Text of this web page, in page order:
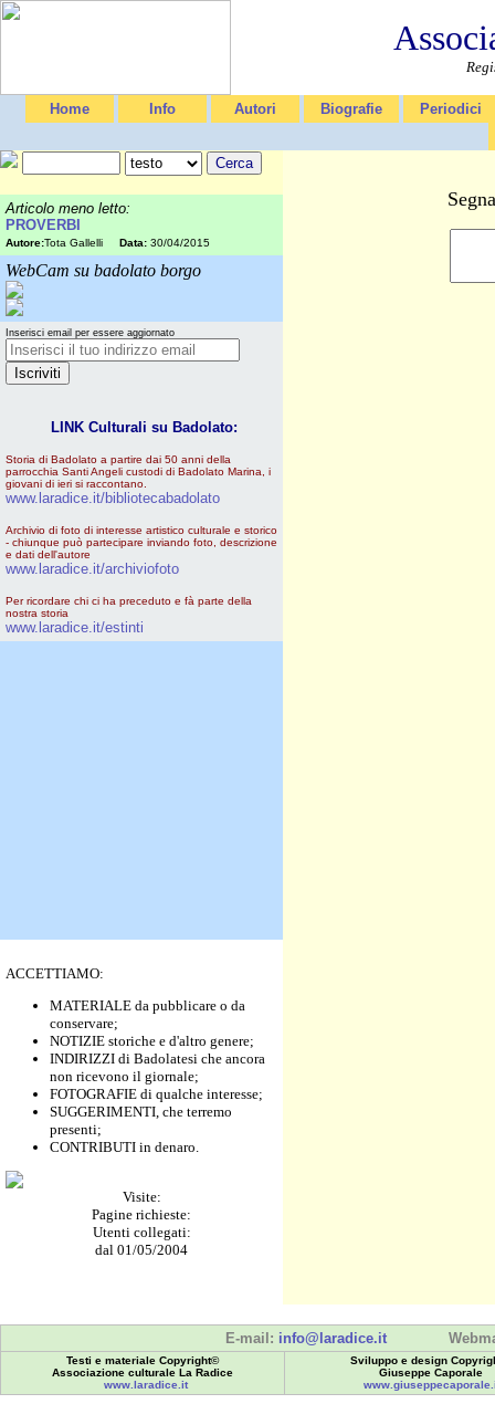
Home Info Autori Biografie Periodici
Articolo meno letto:
PROVERBI
Autore:Tota Gallelli Data: 30/04/2015
WebCam su badolato borgo
Inserisci email per essere aggiornato
LINK Culturali su Badolato:
Storia di Badolato a partire dai 50 anni della
parrocchia Santi Angeli custodi di Badolato Marina, i
giovani di ieri si raccontano.
www.laradice.it/bibliotecabadolato
Archivio di foto di interesse artistico culturale e storico
- chiunque può partecipare inviando foto, descrizione
e dati dell'autore
www.laradice.it/archiviofoto
Per ricordare chi ci ha preceduto e fà parte della
nostra storia
www.laradice.it/estinti
ACCETTIAMO:
MATERIALE da pubblicare o da
conservare;
NOTIZIE storiche e d'altro genere;
INDIRIZZI di Badolatesi che ancora
non ricevono il giornale;
FOTOGRAFIE di qualche interesse;
SUGGERIMENTI, che terremo
presenti;
CONTRIBUTI in denaro.
Visite:
Pagine richieste:
Utenti collegati:
dal 01/05/2004
E-mail: info@laradice.it
Testi e materiale Copyright©
Associazione culturale La Radice
www.laradice.it
Sviluppo e design
Giuseppe Caporale